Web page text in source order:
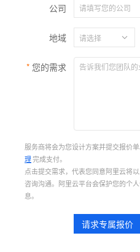
公司
地域
您的需求
服务商将会为您设计方案并提交报价
理完成支付。
点击提交需求，代表您同意阿里云将
咨询沟通。阿里云平台会保护您的个
息。
请求专属报价